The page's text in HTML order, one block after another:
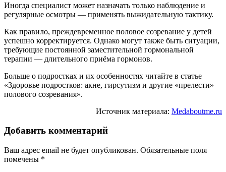
Иногда специалист может назначать только наблюдение и
регулярные осмотры — применять выжидательную тактику.
Как правило, преждевременное половое созревание у детей
успешно корректируется. Однако могут также быть ситуации,
требующие постоянной заместительной гормональной
терапии — длительного приёма гормонов.
Больше о подростках и их особенностях читайте в статье
«Здоровье подростков: акне, гирсутизм и другие «прелести»
полового созревания».
Источник материала: Medaboutme.ru
Добавить комментарий
Ваш адрес email не будет опубликован. Обязательные поля
помечены *